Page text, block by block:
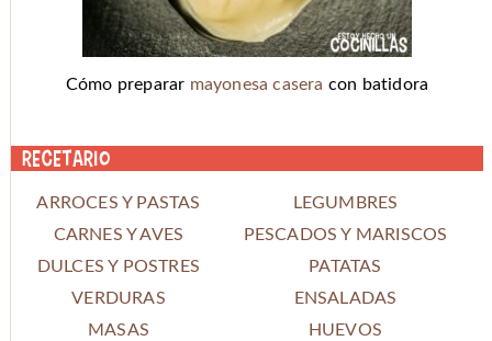
Cómo preparar mayonesa casera con batidora
Recetario
ARROCES Y PASTAS
LEGUMBRES
CARNES Y AVES
PESCADOS Y MARISCOS
DULCES Y POSTRES
PATATAS
VERDURAS
ENSALADAS
MASAS
HUEVOS